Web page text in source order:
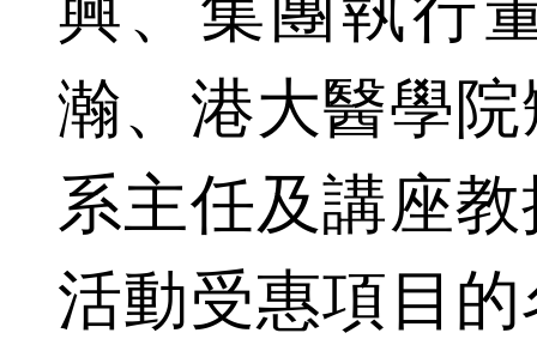
瀚、港大醫學
系主任及講座
活動受惠項目